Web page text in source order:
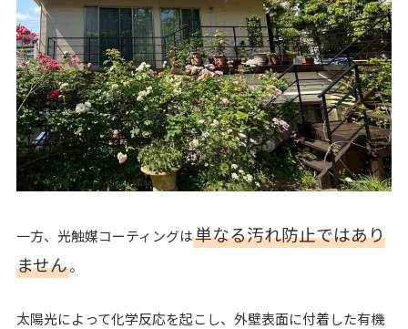
一方、光触媒コーティングは単なる汚れ防止ではあり
ません。
太陽光によって化学反応を起こし、外壁表面に付着した有機